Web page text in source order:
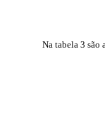
Na tabela 3 são